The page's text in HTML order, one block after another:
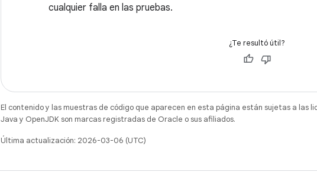
cualquier falla en las pruebas.
¿Te resultó útil?
El contenido y las muestras de código que aparecen en esta página están sujetas a las
Java y OpenJDK son marcas registradas de Oracle o sus afiliados.
Última actualización: 2026-03-06 (UTC)